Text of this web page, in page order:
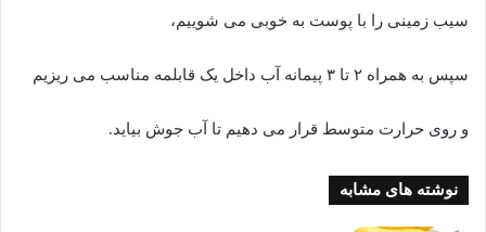
سیب زمینی را با پوست به خوبی می شوییم،
سپس به همراه ۲ تا ۳ پیمانه آب داخل یک قابلمه مناسب می ریزیم
و روی حرارت متوسط قرار می دهیم تا آب جوش بیاید.
نوشته های مشابه